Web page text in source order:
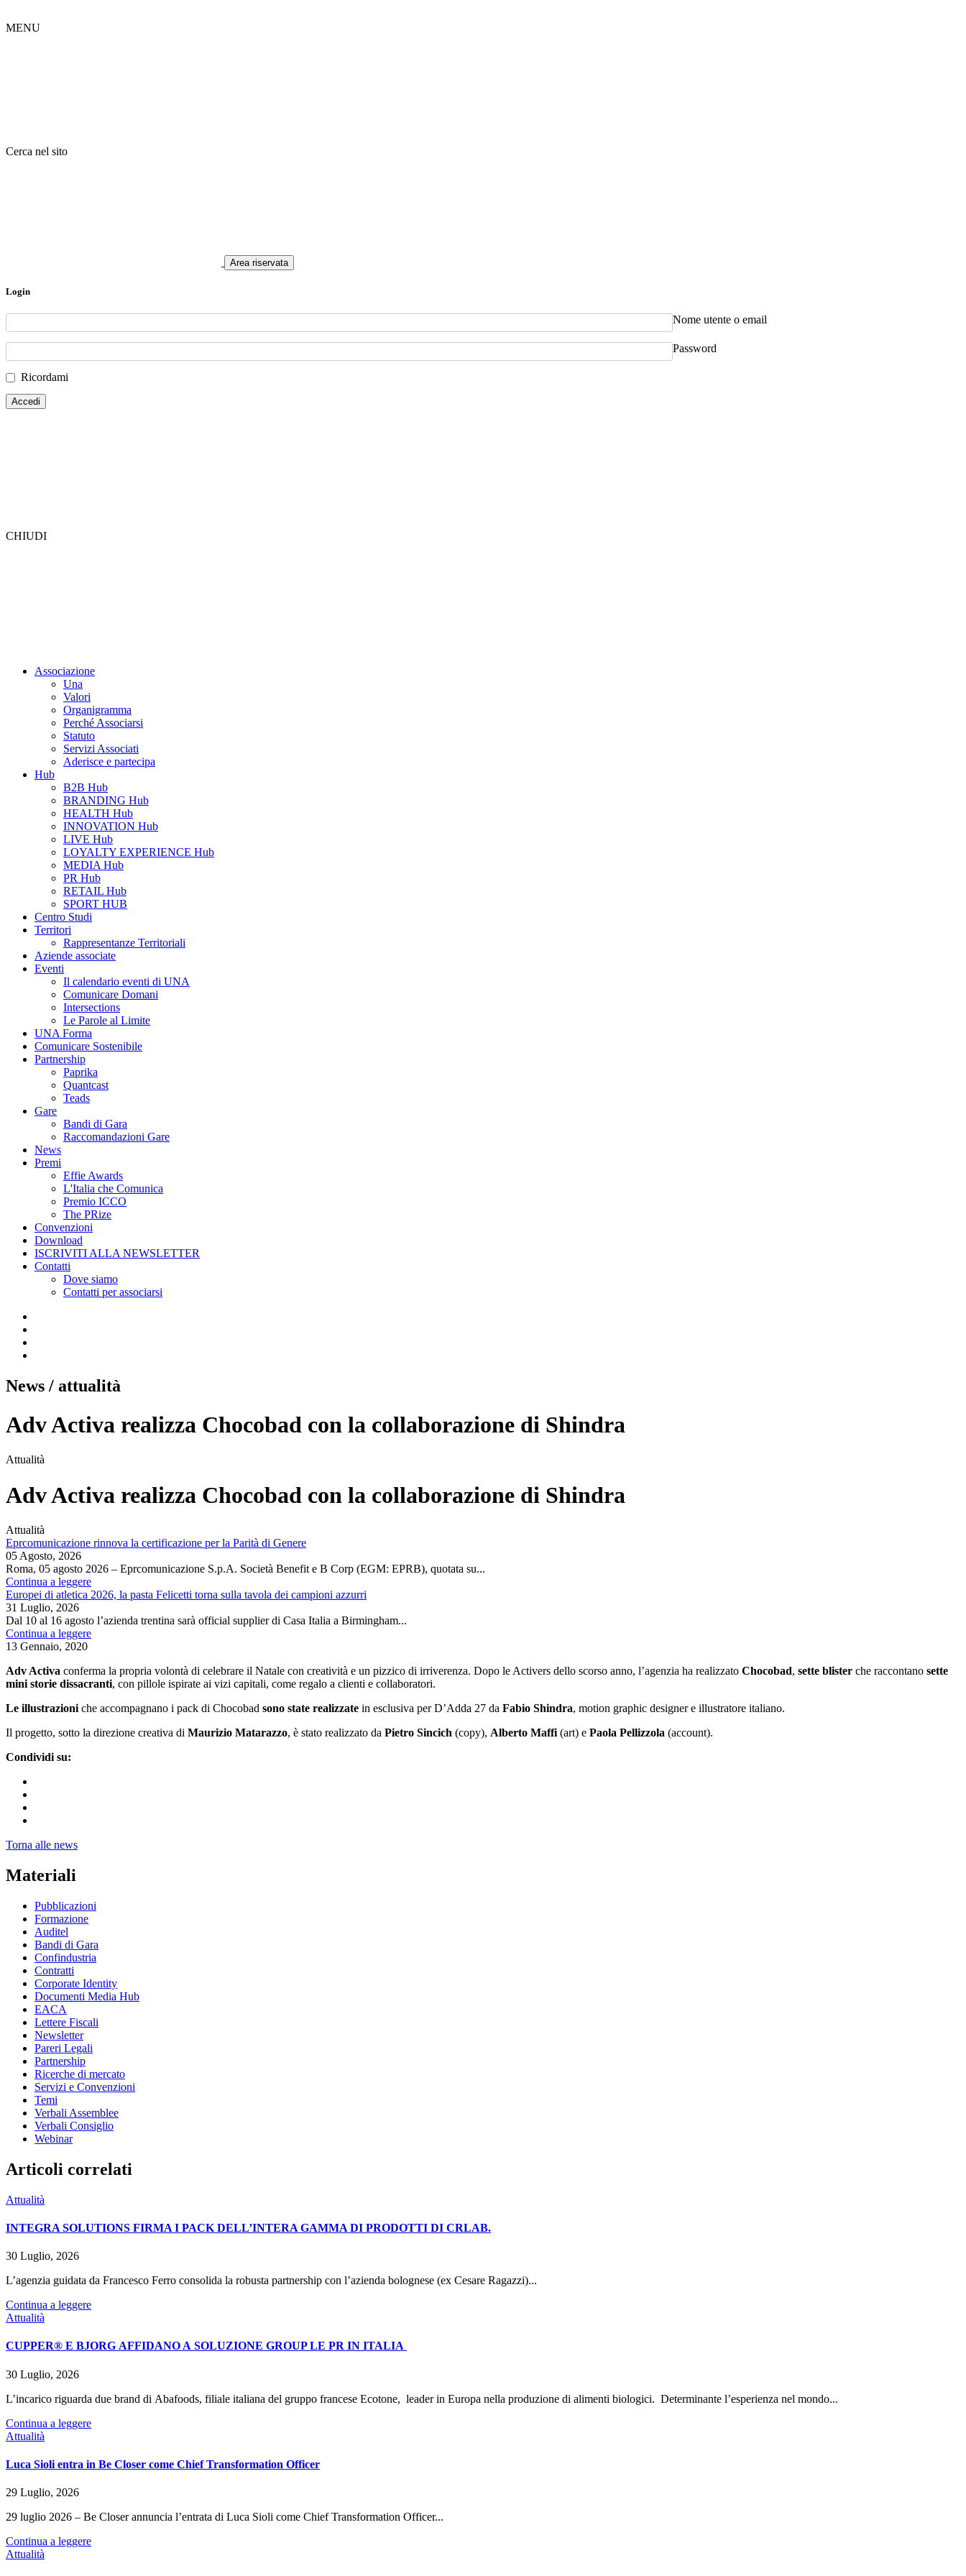
MENU
Cerca nel sito
Area riservata
Login
Nome utente o email
Password
Ricordami
CHIUDI
Associazione
Una
Valori
Organigramma
Perché Associarsi
Statuto
Servizi Associati
Aderisce e partecipa
Hub
B2B Hub
BRANDING Hub
HEALTH Hub
INNOVATION Hub
LIVE Hub
LOYALTY EXPERIENCE Hub
MEDIA Hub
PR Hub
RETAIL Hub
SPORT HUB
Centro Studi
Territori
Rappresentanze Territoriali
Aziende associate
Eventi
Il calendario eventi di UNA
Comunicare Domani
Intersections
Le Parole al Limite
UNA Forma
Comunicare Sostenibile
Partnership
Paprika
Quantcast
Teads
Gare
Bandi di Gara
Raccomandazioni Gare
News
Premi
Effie Awards
L'Italia che Comunica
Premio ICCO
The PRize
Convenzioni
Download
ISCRIVITI ALLA NEWSLETTER
Contatti
Dove siamo
Contatti per associarsi
News / attualità
Adv Activa realizza Chocobad con la collaborazione di Shindra
Attualità
Adv Activa realizza Chocobad con la collaborazione di Shindra
Attualità
Eprcomunicazione rinnova la certificazione per la Parità di Genere
05 Agosto, 2026
Roma, 05 agosto 2026 – Eprcomunicazione S.p.A. Società Benefit e B Corp (EGM: EPRB), quotata su...
Continua a leggere
Europei di atletica 2026, la pasta Felicetti torna sulla tavola dei campioni azzurri
31 Luglio, 2026
Dal 10 al 16 agosto l’azienda trentina sarà official supplier di Casa Italia a Birmingham...
Continua a leggere
13 Gennaio, 2020
Adv Activa conferma la propria volontà di celebrare il Natale con creatività e un pizzico di irriverenza. Dopo le Activers dello scorso anno, l’agenzia ha realizzato Chocobad, sette blister che raccontano sette
mini storie dissacranti, con pillole ispirate ai vizi capitali, come regalo a clienti e collaboratori.
Le illustrazioni che accompagnano i pack di Chocobad sono state realizzate in esclusiva per D’Adda 27 da Fabio Shindra, motion graphic designer e illustratore italiano.
Il progetto, sotto la direzione creativa di Maurizio Matarazzo, è stato realizzato da Pietro Sincich (copy), Alberto Maffi (art) e Paola Pellizzola (account).
Condividi su:
Torna alle news
Materiali
Pubblicazioni
Formazione
Auditel
Bandi di Gara
Confindustria
Contratti
Corporate Identity
Documenti Media Hub
EACA
Lettere Fiscali
Newsletter
Pareri Legali
Partnership
Ricerche di mercato
Servizi e Convenzioni
Temi
Verbali Assemblee
Verbali Consiglio
Webinar
Articoli correlati
Attualità
INTEGRA SOLUTIONS FIRMA I PACK DELL’INTERA GAMMA DI PRODOTTI DI CRLAB.
30 Luglio, 2026
L’agenzia guidata da Francesco Ferro consolida la robusta partnership con l’azienda bolognese (ex Cesare Ragazzi)...
Continua a leggere
Attualità
CUPPER® E BJORG AFFIDANO A SOLUZIONE GROUP LE PR IN ITALIA
30 Luglio, 2026
L’incarico riguarda due brand di Abafoods, filiale italiana del gruppo francese Ecotone, leader in Europa nella produzione di alimenti biologici. Determinante l’esperienza nel mondo...
Continua a leggere
Attualità
Luca Sioli entra in Be Closer come Chief Transformation Officer
29 Luglio, 2026
29 luglio 2026 – Be Closer annuncia l’entrata di Luca Sioli come Chief Transformation Officer...
Continua a leggere
Attualità